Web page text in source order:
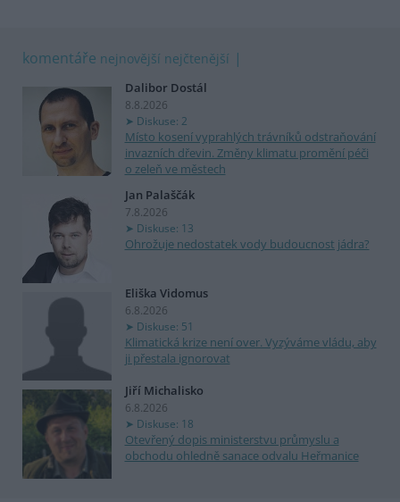
komentáře nejnovější nejčtenější
Dalibor Dostál
8.8.2026
Diskuse: 2
Místo kosení vyprahlých trávníků odstraňování
invazních dřevin. Změny klimatu promění péči
o zeleň ve městech
Jan Palaščák
7.8.2026
Diskuse: 13
Ohrožuje nedostatek vody budoucnost jádra?
Eliška Vidomus
6.8.2026
Diskuse: 51
Klimatická krize není over. Vyzýváme vládu, aby
ji přestala ignorovat
Jiří Michalisko
6.8.2026
Diskuse: 18
Otevřený dopis ministerstvu průmyslu a
obchodu ohledně sanace odvalu Heřmanice